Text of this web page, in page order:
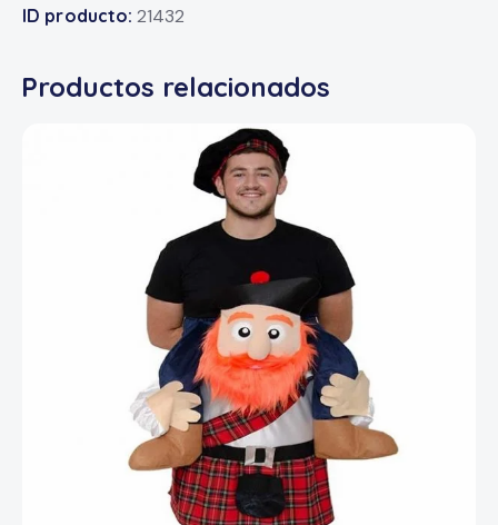
ID producto: 21432
Productos relacionados